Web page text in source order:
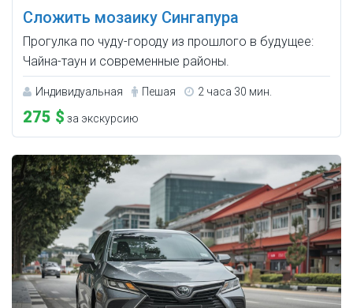
Сложить мозаику Сингапура
Прогулка по чуду-городу из прошлого в будущее:
Чайна-таун и современные районы.
Индивидуальная Пешая 2 часа 30 мин.
275 $ за экскурсию